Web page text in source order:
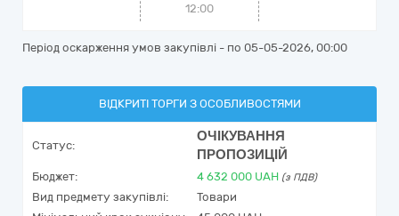
12:00
Період оскарження умов закупівлі - по 05-05-2026, 00:00
ВІДКРИТІ ТОРГИ З ОСОБЛИВОСТЯМИ
Статус:
ОЧІКУВАННЯ
ПРОПОЗИЦІЙ
Бюджет: 4 632 000 UAH (з ПДВ)
Вид предмету закупівлі:
Товари